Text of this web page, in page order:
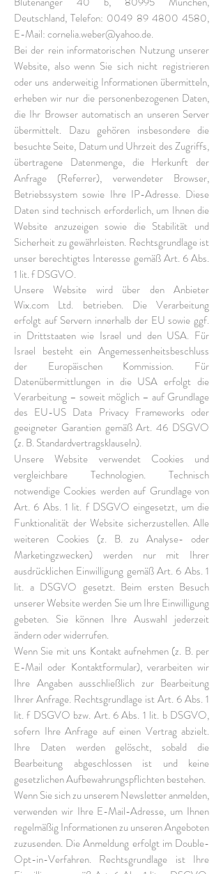
Deutschland, Telefon: 0049 89 4800 4580,
E-Mail:cornelia.weber@yahoo.de.
Bei der rein informatorischen Nutzung unserer
Website, also wenn Sie sich nicht registrieren
oder uns anderweitig Informationen übermitteln,
erheben wir nur die personenbezogenen Daten,
die Ihr Browser automatisch an unseren Server
übermittelt. Dazu gehören insbesondere die
besuchte Seite, Datum und Uhrzeit des Zugriffs,
übertragene Datenmenge, die Herkunft der
Anfrage (Referrer), verwendeter Browser,
Betriebssystem sowie Ihre IP-Adresse. Diese
Daten sind technisch erforderlich, um Ihnen die
Website anzuzeigen sowie die Stabilität und
Sicherheit zu gewährleisten. Rechtsgrundlage ist
unser berechtigtes Interesse gemäß Art. 6 Abs.
1 lit. f DSGVO.
Unsere Website wird über den Anbieter
Wix.com Ltd. betrieben. Die Verarbeitung
erfolgt auf Servern innerhalb der EU sowie ggf.
in Drittstaaten wie Israel und den USA. Für
Israel besteht ein Angemessenheitsbeschluss
der Europäischen Kommission. Für
Datenübermittlungen in die USA erfolgt die
Verarbeitung – soweit möglich – auf Grundlage
des EU-US Data Privacy Frameworks oder
geeigneter Garantien gemäß Art. 46 DSGVO
(z. B. Standardvertragsklauseln).
Unsere Website verwendet Cookies und
vergleichbare Technologien. Technisch
notwendige Cookies werden auf Grundlage von
Art. 6 Abs. 1 lit. f DSGVO eingesetzt, um die
Funktionalität der Website sicherzustellen. Alle
weiteren Cookies (z. B. zu Analyse- oder
Marketingzwecken) werden nur mit Ihrer
ausdrücklichen Einwilligung gemäß Art. 6 Abs. 1
lit. a DSGVO gesetzt. Beim ersten Besuch
unserer Website werden Sie um Ihre Einwilligung
gebeten. Sie können Ihre Auswahl jederzeit
ändern oder widerrufen.
Wenn Sie mit uns Kontakt aufnehmen (z. B. per
E-Mail oder Kontaktformular), verarbeiten wir
Ihre Angaben ausschließlich zur Bearbeitung
Ihrer Anfrage. Rechtsgrundlage ist Art. 6 Abs. 1
lit. f DSGVO bzw. Art. 6 Abs. 1 lit. b DSGVO,
sofern Ihre Anfrage auf einen Vertrag abzielt.
Ihre Daten werden gelöscht, sobald die
Bearbeitung abgeschlossen ist und keine
gesetzlichen Aufbewahrungspflichten bestehen.
Wenn Sie sich zu unserem Newsletter anmelden,
verwenden wir Ihre E-Mail-Adresse, um Ihnen
regelmäßig Informationen zu unseren Angeboten
zuzusenden. Die Anmeldung erfolgt im Double-
Opt-in-Verfahren. Rechtsgrundlage ist Ihre